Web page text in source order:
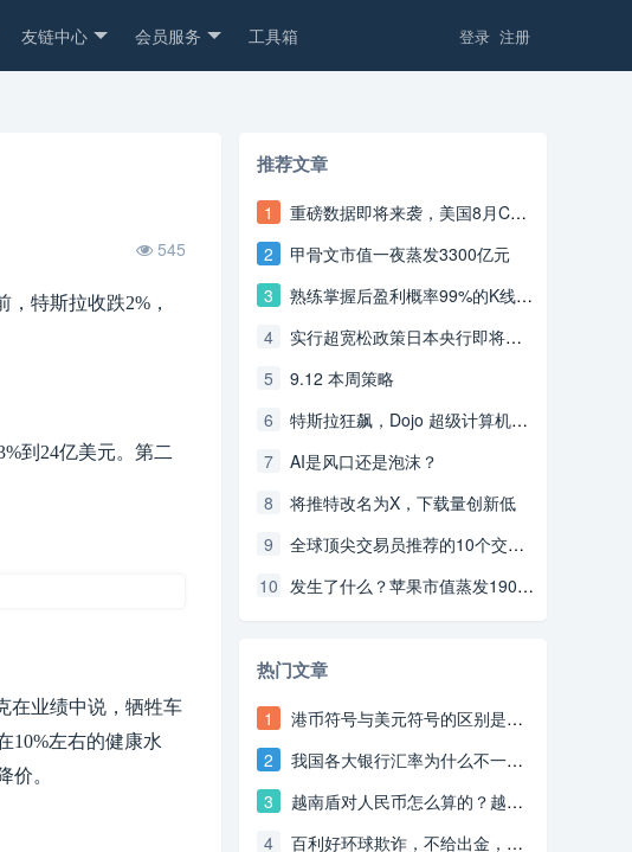
友链中心 会员服务 工具箱 登录 注册
545
特斯拉收跌2%，
到24亿美元。第二
在业绩中说，牺牲车
10%左右的健康水
价。
推荐文章
1
重磅数据即将来袭，美国8月CPI重回上涨轨道？
2
甲骨文市值一夜蒸发3300亿元
3
熟练掌握后盈利概率99%的K线形态--双重底部
4
实行超宽松政策日本央行即将转鹰？
5
9.12 本周策略
6
特斯拉狂飙，Dojo 超级计算机或使特斯拉市值增加6000亿美元
7
AI是风口还是泡沫？
8
将推特改名为X，下载量创新低
9
全球顶尖交易员推荐的10个交易诀窍策略（上）
10 发生了什么？苹果市值蒸发1900亿美元
热门文章
1
港币符号与美元符号的区别是什么啊？
2
我国各大银行汇率为什么不一样啊？
3
越南盾对人民币怎么算的？越南盾对人民币汇率换算方法是什么
4
百利好环球欺诈，不给出金，无法联系。